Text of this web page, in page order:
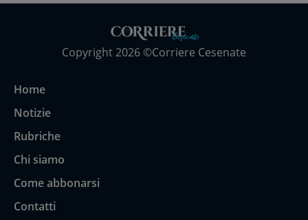
Copyright 2026 ©Corriere Cesenate
Home
Notizie
Rubriche
Chi siamo
Come abbonarsi
Contatti